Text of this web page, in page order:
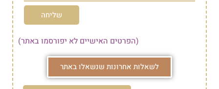
שליחה
(הפרטים האישיים לא יפורסמו באתר)
לשאלות אחרונות שנשאלו באתר